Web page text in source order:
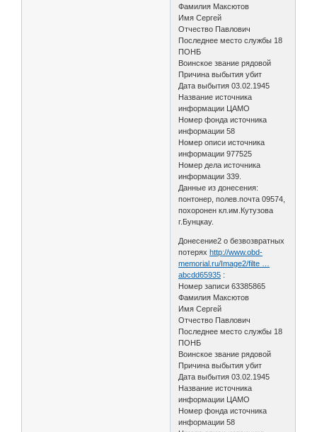
Фамилия Максютов
Имя Сергей
Отчество Павлович
Последнее место службы 18
ПОНБ
Воинское звание рядовой
Причина выбытия убит
Дата выбытия 03.02.1945
Название источника
информации ЦАМО
Номер фонда источника
информации 58
Номер описи источника
информации 977525
Номер дела источника
информации 339.
Данные из донесения:
понтонер, полев.почта 09574,
похоронен кл.им.Кутузова
г.Бунцкау.
Донесение2 о безвозвратных
потеряхhttp://www.obd-
memorial.ru/Image2/filte …
abcdd65935 :
Номер записи 63385865
Фамилия Максютов
Имя Сергей
Отчество Павлович
Последнее место службы 18
ПОНБ
Воинское звание рядовой
Причина выбытия убит
Дата выбытия 03.02.1945
Название источника
информации ЦАМО
Номер фонда источника
информации 58